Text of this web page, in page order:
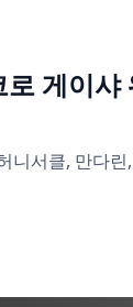
게이샤
니서클, 만다린